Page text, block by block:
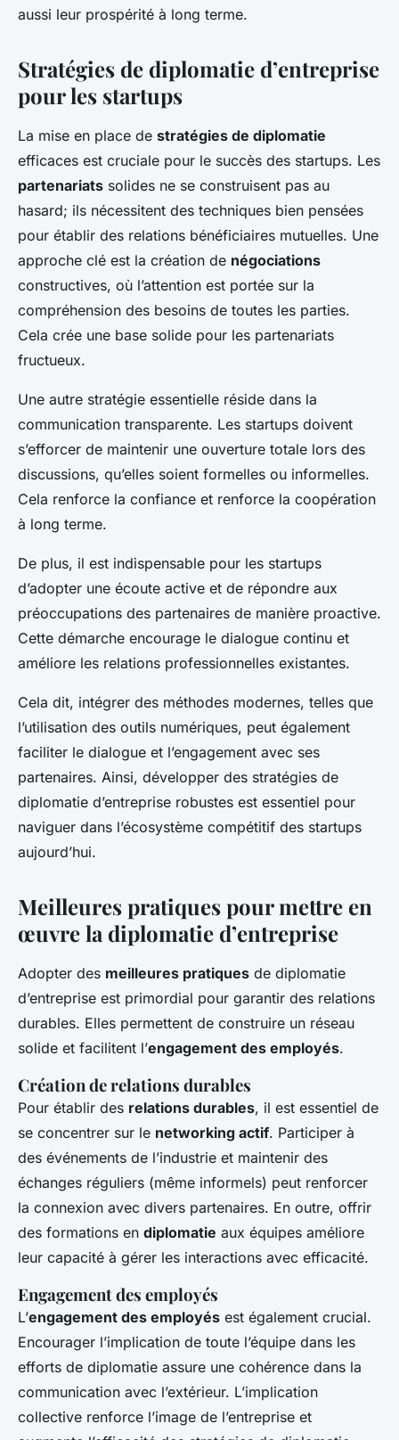
aussi leur prospérité à long terme.
Stratégies de diplomatie d’entreprise
pour les startups
La mise en place de stratégies de diplomatie
efficaces est cruciale pour le succès des startups. Les
partenariats solides ne se construisent pas au
hasard; ils nécessitent des techniques bien pensées
pour établir des relations bénéficiaires mutuelles. Une
approche clé est la création de négociations
constructives, où l’attention est portée sur la
compréhension des besoins de toutes les parties.
Cela crée une base solide pour les partenariats
fructueux.
Une autre stratégie essentielle réside dans la
communication transparente. Les startups doivent
s’efforcer de maintenir une ouverture totale lors des
discussions, qu’elles soient formelles ou informelles.
Cela renforce la confiance et renforce la coopération
à long terme.
De plus, il est indispensable pour les startups
d’adopter une écoute active et de répondre aux
préoccupations des partenaires de manière proactive.
Cette démarche encourage le dialogue continu et
améliore les relations professionnelles existantes.
Cela dit, intégrer des méthodes modernes, telles que
l’utilisation des outils numériques, peut également
faciliter le dialogue et l’engagement avec ses
partenaires. Ainsi, développer des stratégies de
diplomatie d’entreprise robustes est essentiel pour
naviguer dans l’écosystème compétitif des startups
aujourd’hui.
Meilleures pratiques pour mettre en
œuvre la diplomatie d’entreprise
Adopter des meilleures pratiques de diplomatie
d’entreprise est primordial pour garantir des relations
durables. Elles permettent de construire un réseau
solide et facilitent l’engagement des employés.
Création de relations durables
Pour établir des relations durables, il est essentiel de
se concentrer sur le networking actif. Participer à
des événements de l’industrie et maintenir des
échanges réguliers (même informels) peut renforcer
la connexion avec divers partenaires. En outre, offrir
des formations en diplomatie aux équipes améliore
leur capacité à gérer les interactions avec efficacité.
Engagement des employés
L’engagement des employés est également crucial.
Encourager l’implication de toute l’équipe dans les
efforts de diplomatie assure une cohérence dans la
communication avec l’extérieur. L’implication
collective renforce l’image de l’entreprise et